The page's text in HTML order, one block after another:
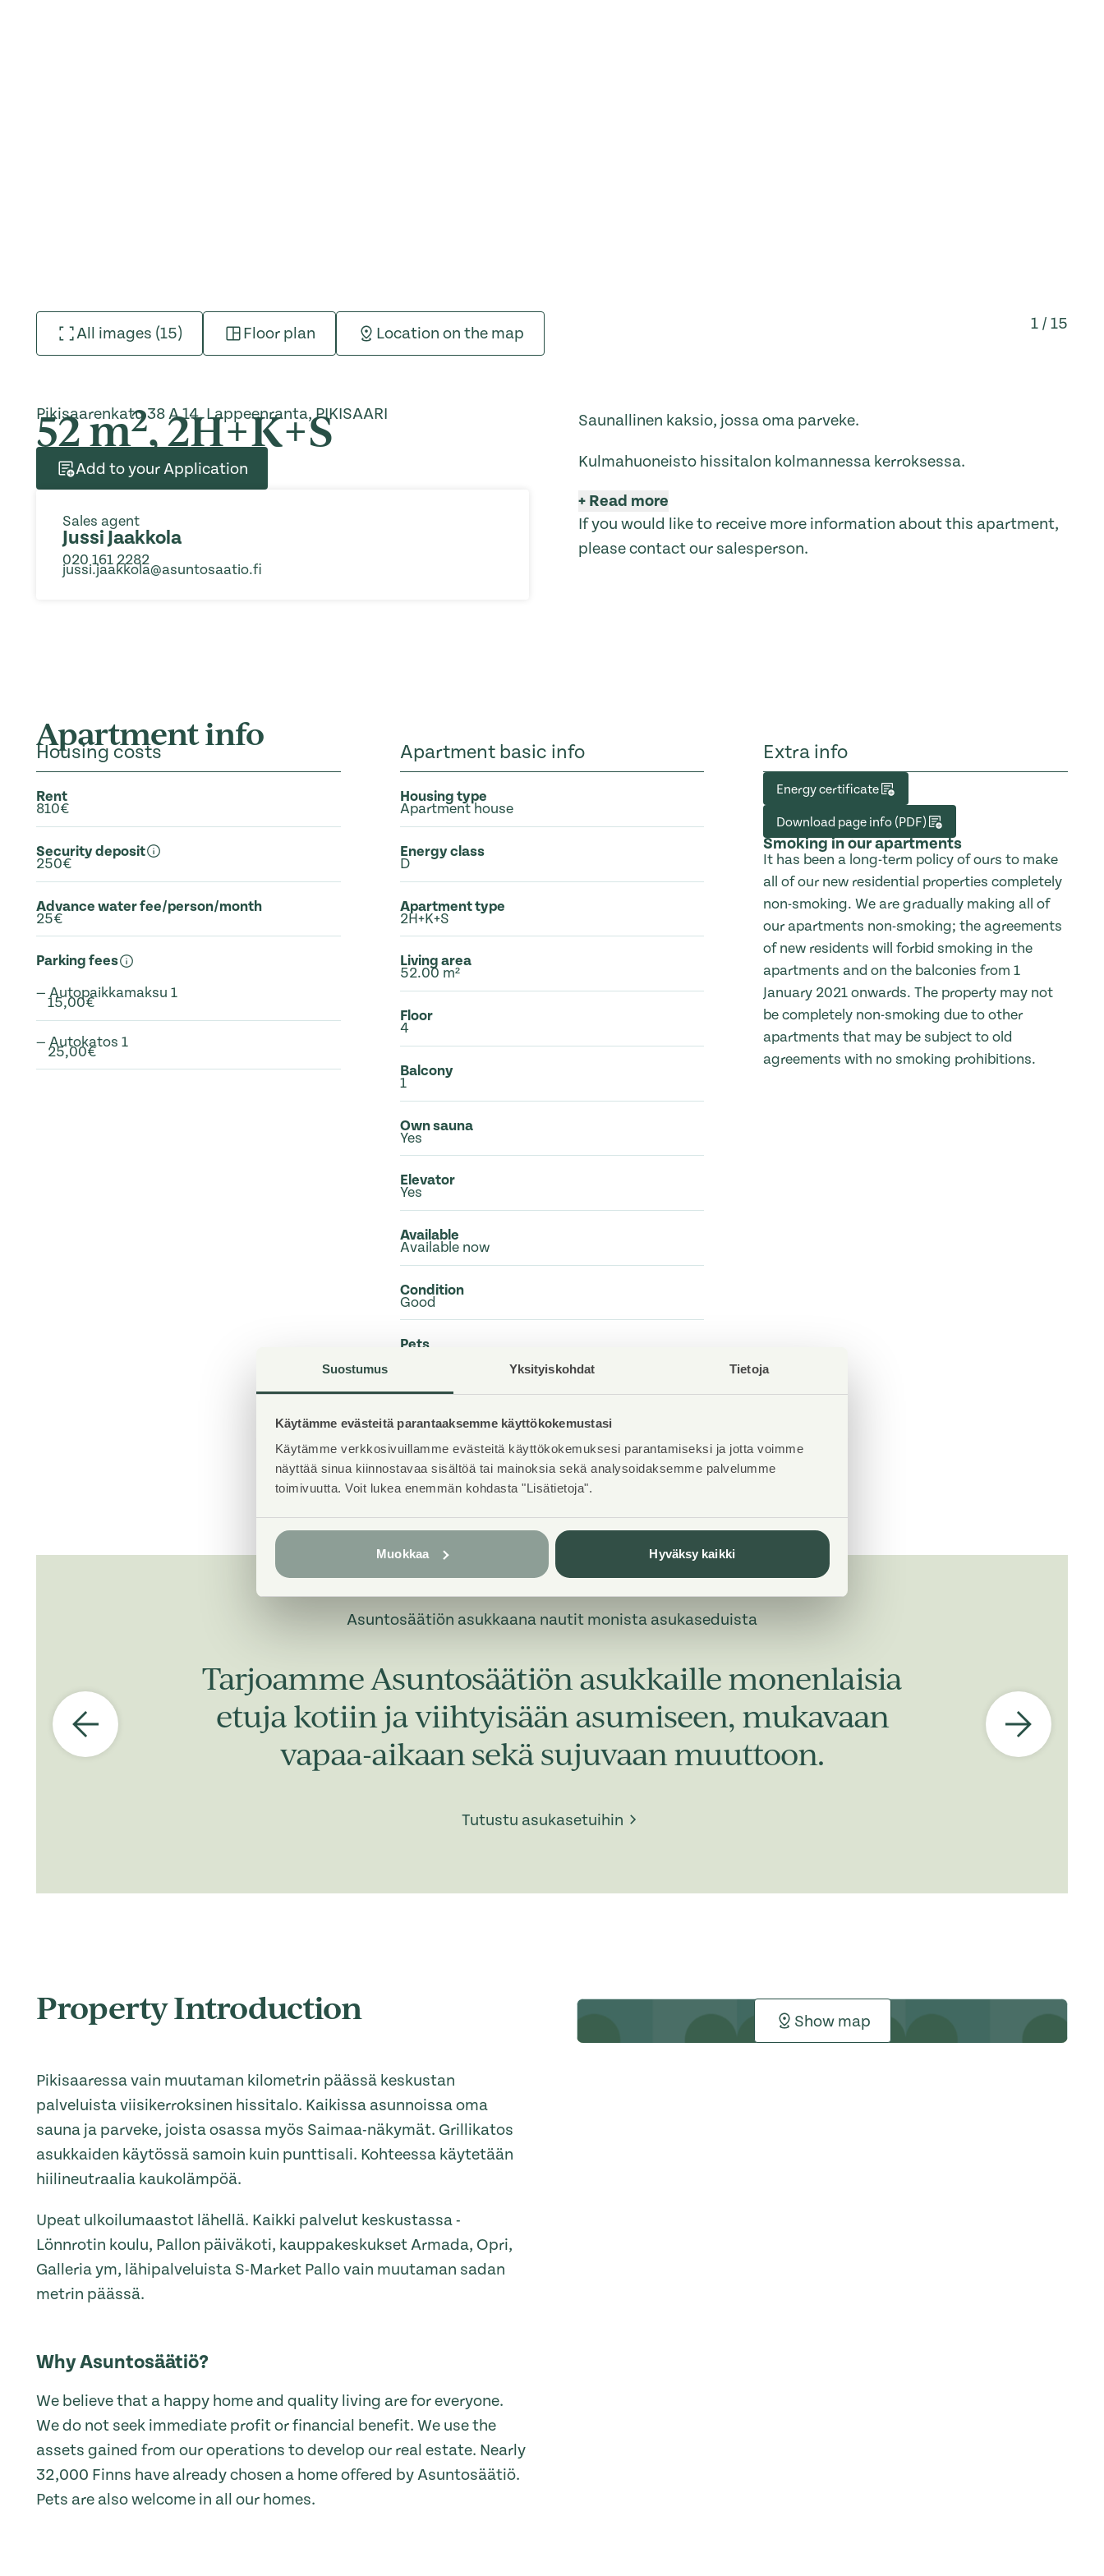
Suostumus Yksityiskohdat Tietoja
Käytämme evästeitä parantaaksemme käyttökokemustasi
Käytämme verkkosivuillamme evästeitä käyttökokemuksesi parantamiseksi ja jotta voimme
näyttää sinua kiinnostavaa sisältöä tai mainoksia sekä analysoidaksemme palvelumme
toimivuutta. Voit lukea enemmän kohdasta "Lisätietoja".
Muokkaa Hyväksy kaikki
All images (15) Floor plan Location on the map
1 / 15
Pikisaarenkatu 38 A 14, Lappeenranta, PIKISAARI
52 m2, 2H+K+S
Add to your Application
Sales agent
Jussi Jaakkola
020 161 2282
jussi.jaakkola@asuntosaatio.fi
Saunallinen kaksio, jossa oma parveke.
Kulmahuoneisto hissitalon kolmannessa kerroksessa.
+ Read more
If you would like to receive more information about this apartment,
please contact our salesperson.
Apartment info
Housing costs
Rent
810€
Security deposit
250€
Advance water fee/person/month
25€
Parking fees
— Autopaikkamaksu 1
15,00€
— Autokatos 1
25,00€
Apartment basic info
Housing type
Apartment house
Energy class
D
Apartment type
2H+K+S
Living area
52.00 m²
Floor
4
Balcony
1
Own sauna
Yes
Elevator
Yes
Available
Available now
Condition
Good
Pets
Broadband
Extra info
Energy certificate
Download page info (PDF)
Smoking in our apartments
It has been a long-term policy of ours to make
all of our new residential properties completely
non-smoking. We are gradually making all of
our apartments non-smoking; the agreements
of new residents will forbid smoking in the
apartments and on the balconies from 1
January 2021 onwards. The property may not
be completely non-smoking due to other
apartments that may be subject to old
agreements with no smoking prohibitions.
Asuntosäätiön asukkaana nautit monista asukaseduista
Tarjoamme Asuntosäätiön asukkaille monenlaisia
etuja kotiin ja viihtyisään asumiseen, mukavaan
vapaa-aikaan sekä sujuvaan muuttoon.
Tutustu asukasetuihin
Property Introduction
Pikisaaressa vain muutaman kilometrin päässä keskustan
palveluista viisikerroksinen hissitalo. Kaikissa asunnoissa oma
sauna ja parveke, joista osassa myös Saimaa-näkymät. Grillikatos
asukkaiden käytössä samoin kuin punttisali. Kohteessa käytetään
hiilineutraalia kaukolämpöä.
Upeat ulkoilumaastot lähellä. Kaikki palvelut keskustassa -
Lönnrotin koulu, Pallon päiväkoti, kauppakeskukset Armada, Opri,
Galleria ym, lähipalveluista S-Market Pallo vain muutaman sadan
metrin päässä.
Why Asuntosäätiö?
We believe that a happy home and quality living are for everyone.
We do not seek immediate profit or financial benefit. We use the
assets gained from our operations to develop our real estate. Nearly
32,000 Finns have already chosen a home offered by Asuntosäätiö.
Pets are also welcome in all our homes.
Show map